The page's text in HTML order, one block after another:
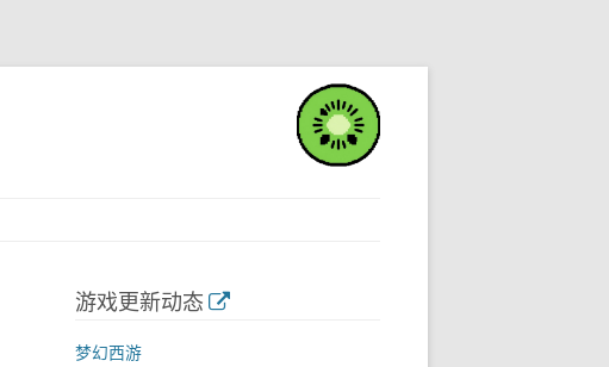
游戏更新动态
梦幻西游